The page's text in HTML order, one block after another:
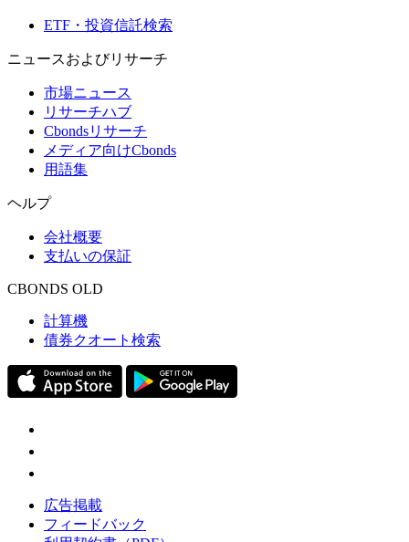
ETF・投資信託検索
ニュースおよびリサーチ
市場ニュース
リサーチハブ
Cbondsリサーチ
メディア向けCbonds
用語集
ヘルプ
会社概要
支払いの保証
CBONDS OLD
計算機
債券クオート検索
広告掲載
フィードバック